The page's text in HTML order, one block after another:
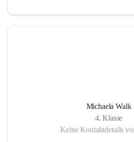
Michaela Walk
4. Klasse
Keine Kontaktdetails